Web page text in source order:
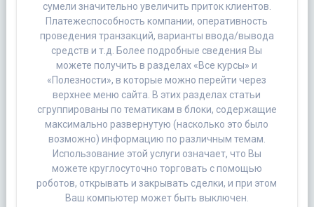
сумели значительно увеличить приток клиентов.
Платежеспособность компании, оперативность
проведения транзакций, варианты ввода/вывода
средств и т.д. Более подробные сведения Вы
можете получить в разделах «Все курсы» и
«Полезности», в которые можно перейти через
верхнее меню сайта. В этих разделах статьи
сгруппированы по тематикам в блоки, содержащие
максимально развернутую (насколько это было
возможно) информацию по различным темам.
Использование этой услуги означает, что Вы
можете круглосуточно торговать с помощью
роботов, открывать и закрывать сделки, и при этом
Ваш компьютер может быть выключен.